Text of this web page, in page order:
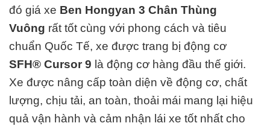
đó giá xe Ben Hongyan 3 Chân Thùng
Vuông rất tốt cùng với phong cách và tiêu
chuẩn Quốc Tế, xe được trang bị động cơ
SFH® Cursor 9 là động cơ hàng đầu thế giới.
Xe được nâng cấp toàn diện về động cơ, chất
lượng, chịu tải, an toàn, thoải mái mang lại hiệu
quả vận hành và cảm nhận lái xe tốt nhất cho